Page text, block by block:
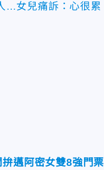
…女兒痛訴：心很累
邁阿密女雙8強門票